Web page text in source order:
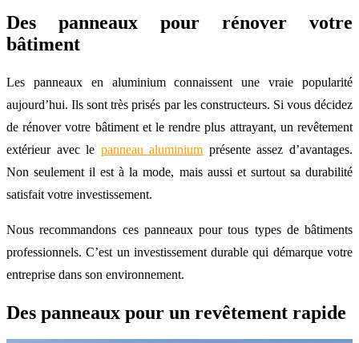
Des panneaux pour rénover votre
bâtiment
Les panneaux en aluminium connaissent une vraie popularité
aujourd’hui. Ils sont très prisés par les constructeurs. Si vous décidez
de rénover votre bâtiment et le rendre plus attrayant, un revêtement
extérieur avec le panneau aluminium présente assez d’avantages.
Non seulement il est à la mode, mais aussi et surtout sa durabilité
satisfait votre investissement.
Nous recommandons ces panneaux pour tous types de bâtiments
professionnels. C’est un investissement durable qui démarque votre
entreprise dans son environnement.
Des panneaux pour un revêtement rapide